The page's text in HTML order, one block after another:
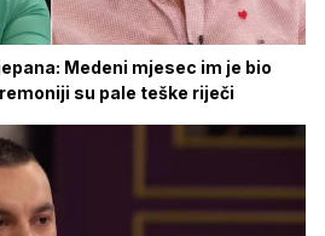
Medeni mjesec im je bio
su pale teške riječi